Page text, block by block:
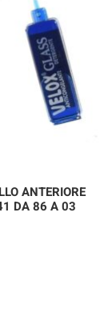
ANTERIORE
DA 86 A 03